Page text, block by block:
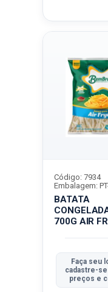
BATATA
700G AIR
Código: 7934
Embalagem:
Faça seu
cadastre-
preços e